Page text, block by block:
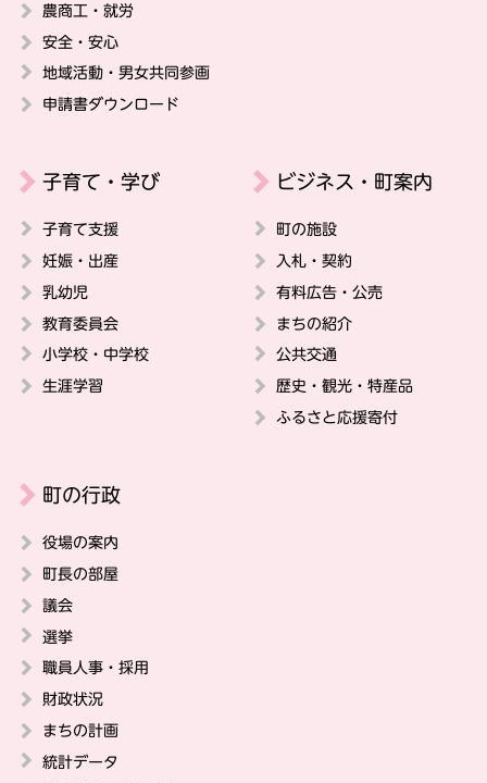
農商工・就労
安全・安心
地域活動・男女共同参画
申請書ダウンロード
子育て・学び
子育て支援
妊娠・出産
乳幼児
教育委員会
小学校・中学校
生涯学習
ビジネス・町案内
町の施設
入札・契約
有料広告・公売
まちの紹介
公共交通
歴史・観光・特産品
ふるさと応援寄付
町の行政
役場の案内
町長の部屋
議会
選挙
職員人事・採用
財政状況
まちの計画
統計データ